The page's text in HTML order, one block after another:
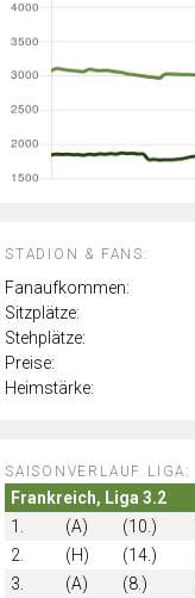
STADION & FANS:
Fanaufkommen:
Sitzplätze:
Stehplätze:
Preise:
Heimstärke:
SAISONVERLAUF LIGA:
Frankreich, Liga 3.2
1.
(A) (10.)
2.
(H) (14.)
3.
(A) (8.)